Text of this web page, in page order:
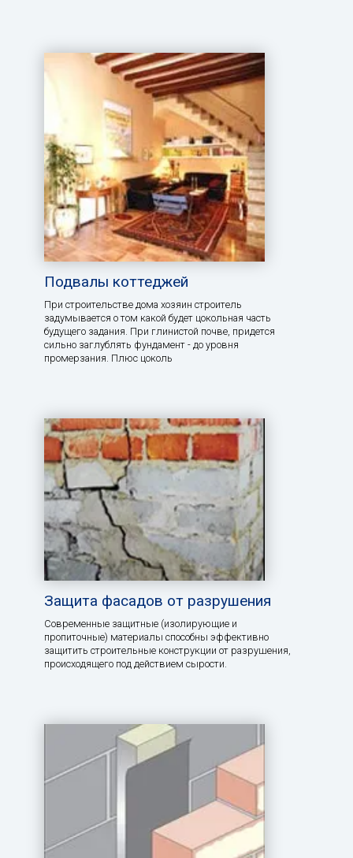
Подвалы коттеджей
При строительстве дома хозяин строитель
задумывается о том какой будет цокольная часть
будущего задания. При глинистой почве, придется
сильно заглублять фундамент - до уровня
промерзания. Плюс цоколь
Защита фасадов от разрушения
Современные защитные (изолирующие и
пропиточные) материалы способны эффективно
защитить строительные конструкции от разрушения,
происходящего под действием сырости.